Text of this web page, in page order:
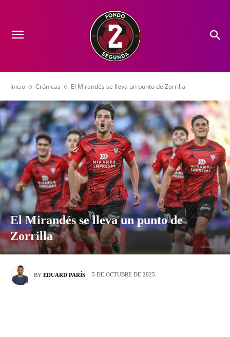
Inicio Crónicas El Mirandés se lleva un punto de Zorrilla
El Mirandés se lleva un punto de
Zorrilla
BY EDUARD PARÍS 5 DE OCTUBRE DE 2025